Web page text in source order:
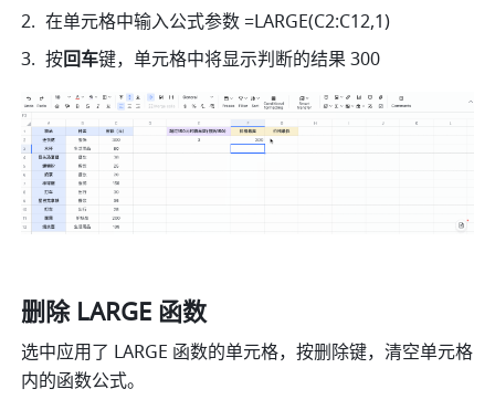
在单元格中输入公式参数 =LARGE(C2:C12,1)
按回车键，单元格中将显示判断的结果 300
删除 LARGE 函数
选中应用了 LARGE 函数的单元格，按删除键，清空单元格
内的函数公式。